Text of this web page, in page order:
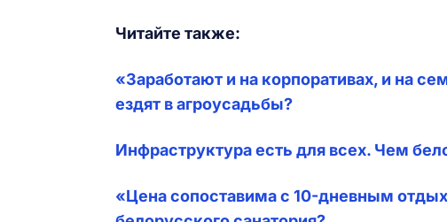
Читайте также:
«Заработают и на корпоративах, и на
ездят в агроусадьбы?
Инфраструктура есть для всех. Чем
«Цена сопоставима с 10-дневным